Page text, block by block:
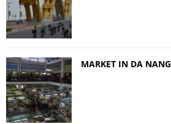
MARKET IN DA NANG